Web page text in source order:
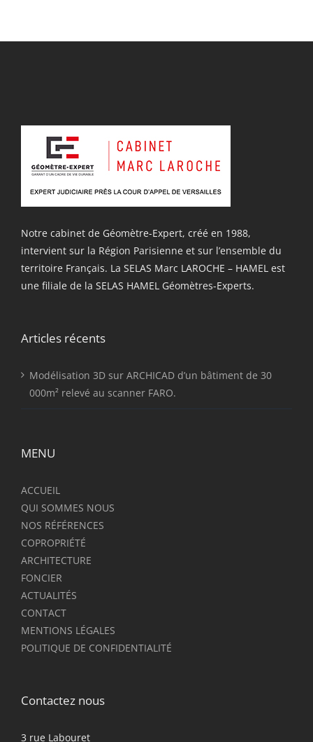
Notre cabinet de Géomètre-Expert, créé en 1988,
intervient sur la Région Parisienne et sur l’ensemble du
territoire Français. La SELAS Marc LAROCHE – HAMEL est
une filiale de la SELAS HAMEL Géomètres-Experts.
Articles récents
Modélisation 3D sur ARCHICAD d’un bâtiment de 30
000m² relevé au scanner FARO.
MENU
ACCUEIL
QUI SOMMES NOUS
NOS RÉFÉRENCES
COPROPRIÉTÉ
ARCHITECTURE
FONCIER
ACTUALITÉS
CONTACT
MENTIONS LÉGALES
POLITIQUE DE CONFIDENTIALITÉ
Contactez nous
3 rue Labouret